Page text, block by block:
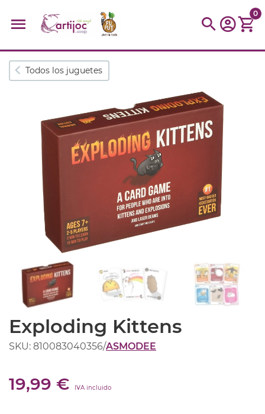
Búsquedas populares
montessori
kit kidynight Puzzle
Botella
Panera
0
Todos los juguetes
Exploding Kittens
SKU: 810083040356/ASMODEE
19,99 € IVA incluido